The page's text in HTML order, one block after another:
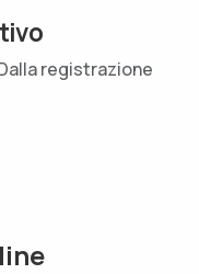
registrazione